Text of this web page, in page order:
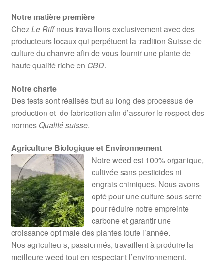
Notre matière première
ChezLe Riffnous travaillons exclusivement avec des
producteurs locaux qui perpétuent la tradition Suisse de
culture du chanvre afin de vous fournir une plante de
haute qualité riche en CBD.
Notre charte
Des tests sont réalisés tout au long des processus de
production et de fabrication afin d’assurer le respect des
normes Qualité suisse.
Agriculture Biologique et Environnement
Notre weed est 100% organique,
cultivée sans pesticides ni
engrais chimiques. Nous avons
opté pour une culture sous serre
pour réduire notre empreinte
carbone et garantir une
croissance optimale des plantes toute l’année.
Nos agriculteurs, passionnés, travaillent à produire la
meilleure weed tout en respectant l’environnement.